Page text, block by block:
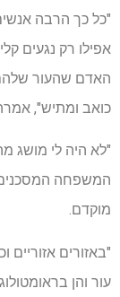
"כל כך הרבה
אפילו רק נגעים
האדם שהעור
כואב ומתיש",
"לא היה לי מושג
המשפחה
מוקדם.
"באזורים
עור והן